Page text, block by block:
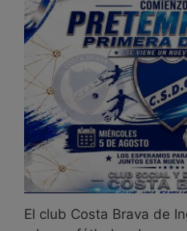
El club Costa Brava de